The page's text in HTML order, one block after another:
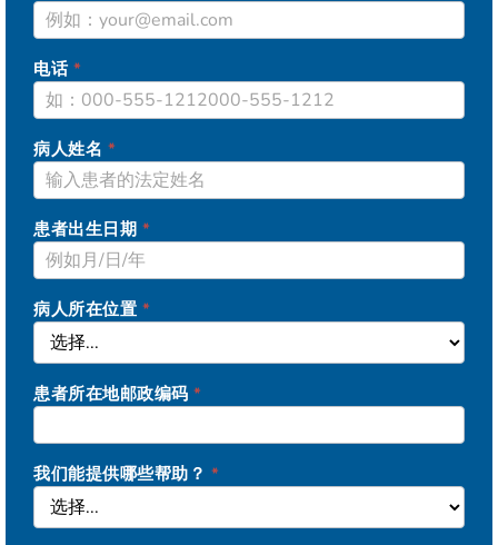
电话 *
病人姓名 *
患者出生日期 *
病人所在位置 *
患者所在地邮政编码 *
我们能提供哪些帮助？ *